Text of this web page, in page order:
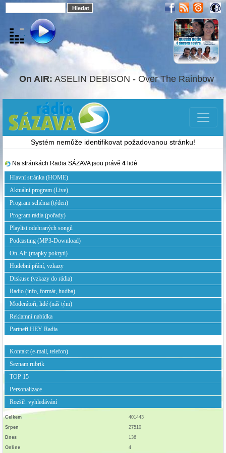
On AIR: ASELIN DEBISON - Over The Rainbow
Systém nemůže identifikovat požadovanou stránku!
Na stránkách Radia SÁZAVA jsou právě 4 lidé
Hlavní stránka (HOME)
Aktuální program (Live)
Program schéma (týden)
Program rádia (pořady)
Playlist odehraných songů
Podcasting (MP3-Download)
On-Air (mapky pokrytí)
Hudební přání, vzkazy
Diskuse (vzkazy do rádia)
Radio (info, formát, hudba)
Moderátoři, lidé (náš tým)
Reklamní nabídka
Partneři HEY Radia
Kontakt (e-mail, telefon)
Seznam rubrik
TOP 15
Personalizace
Rozšíř. vyhledávání
Celkem
401443
Srpen
27510
Dnes
136
Online
4